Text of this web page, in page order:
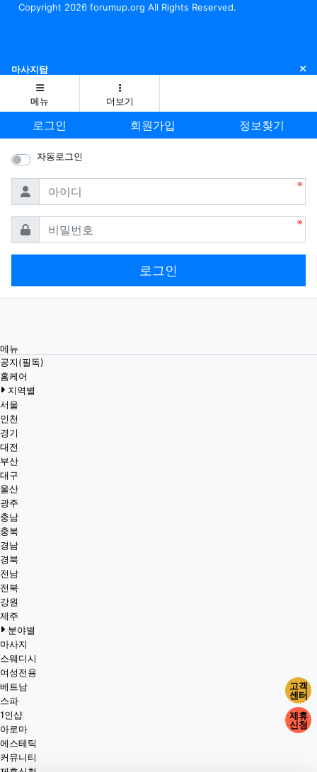
Copyright 2026 forumup.org All Rights Reserved.
마사지탑 닫
메뉴 더보기
로그인 회원가입 정보찾기
자동로그인
아이디
비밀번호
로그인
메뉴
공지(필독)
홈케어
지역별
서울
인천
경기
대전
부산
대구
울산
광주
충남
충북
경남
경북
전남
전북
강원
제주
분야별
마사지
스웨디시
여성전용
베트남
스파
1인샵
아로마
에스테틱
커뮤니티
고객
센터
제휴
신청